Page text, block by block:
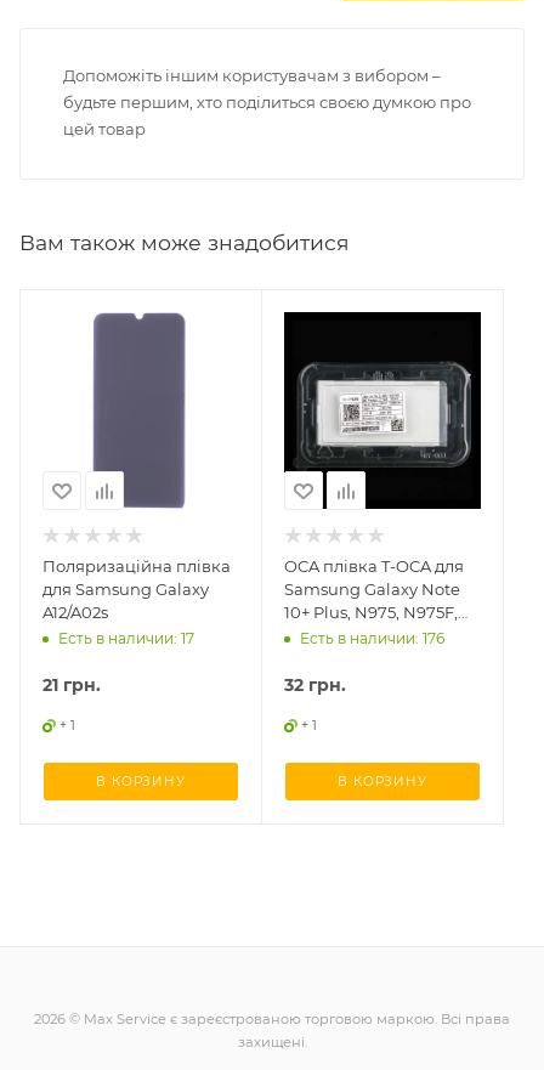
Допоможіть іншим користувачам з вибором –
будьте першим, хто поділиться своєю думкою про
цей товар
Вам також може знадобитися
Поляризаційна плівка
для Samsung Galaxy
A12/A02s
Есть в наличии: 17
21 грн.
+ 1
В КОРЗИНУ
OCA плівка T-OCA для
Samsung Galaxy Note
10+ Plus, N975, N975F,
гібридна UF
Есть в наличии: 176
32 грн.
+ 1
В КОРЗИНУ
2026 © Max Service є зареєстрованою торговою маркою. Всі права
захищені.